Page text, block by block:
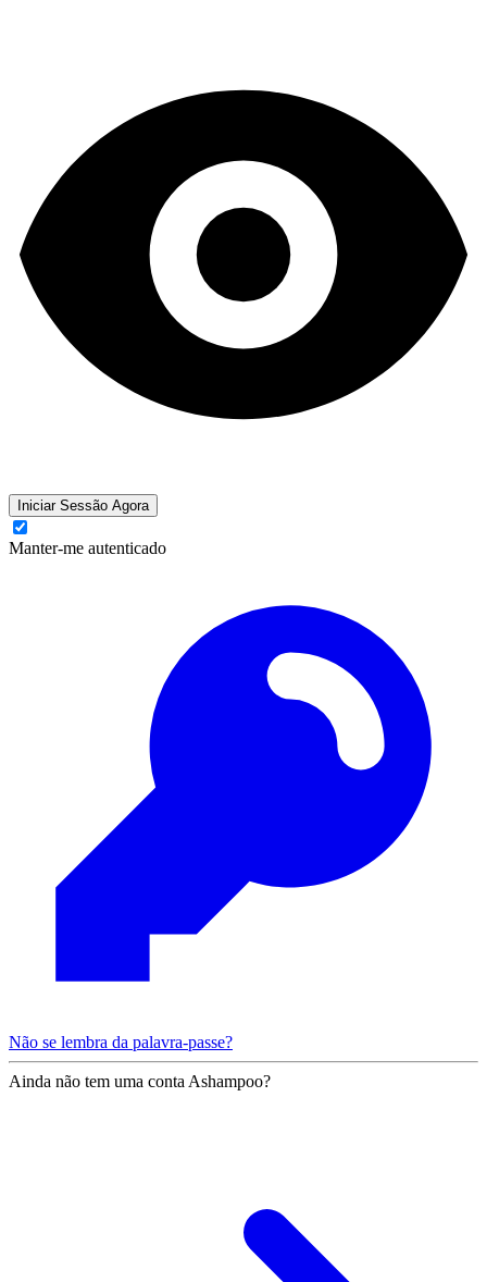
Iniciar Sessão Agora
Manter-me autenticado
Não se lembra da palavra-passe?
Ainda não tem uma conta Ashampoo?